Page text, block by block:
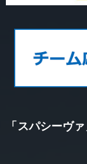
「スパシーヴ